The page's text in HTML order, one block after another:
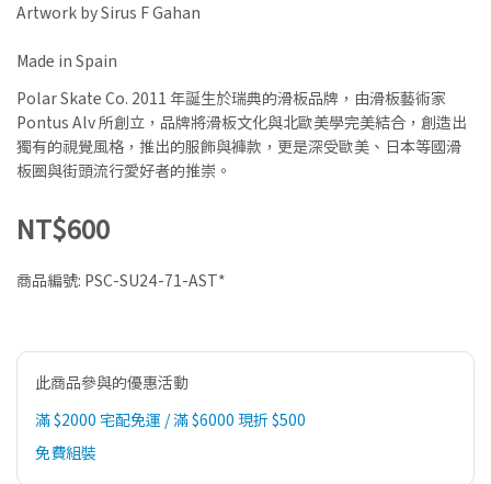
Artwork by Sirus F Gahan
Made in Spain
Polar Skate Co. 2011 年誕生於瑞典的滑板品牌，由滑板藝術家
Pontus Alv 所創立，品牌將滑板文化與北歐美學完美結合，創造出
獨有的視覺風格，推出的服飾與褲款，更是深受歐美、日本等國滑
板圈與街頭流行愛好者的推崇。
NT$600
商品編號: PSC-SU24-71-AST*
此商品參與的優惠活動
滿 $2000 宅配免運 / 滿 $6000 現折 $500
免費組裝